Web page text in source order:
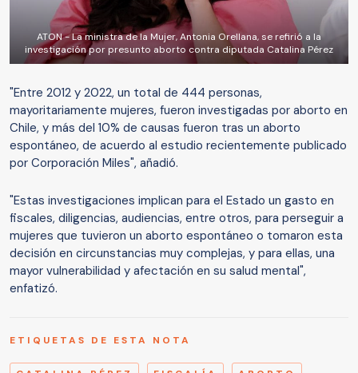
ATON - La ministra de la Mujer, Antonia Orellana, se refirió a la
investigación por presunto aborto contra diputada Catalina Pérez
"Entre 2012 y 2022, un total de 444 personas,
mayoritariamente mujeres, fueron investigadas por aborto en
Chile, y más del 10% de causas fueron tras un aborto
espontáneo, de acuerdo al estudio recientemente publicado
por Corporación Miles", añadió.
"Estas investigaciones implican para el Estado un gasto en
fiscales, diligencias, audiencias, entre otros, para perseguir a
mujeres que tuvieron un aborto espontáneo o tomaron esta
decisión en circunstancias muy complejas, y para ellas, una
mayor vulnerabilidad y afectación en su salud mental",
enfatizó.
ETIQUETAS DE ESTA NOTA